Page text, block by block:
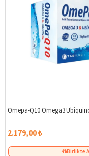
Omepa-Q10 Omega3
2.179,00 ₺
Birlikte